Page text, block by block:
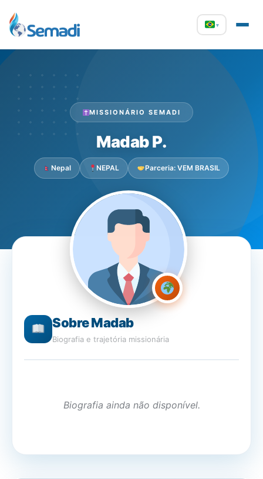
▾
MISSIONÁRIO SEMADI
Madab P.
Nepal NEPAL Parceria: VEM BRASIL
Sobre Madab
Biografia e trajetória missionária
Biografia ainda não disponível.